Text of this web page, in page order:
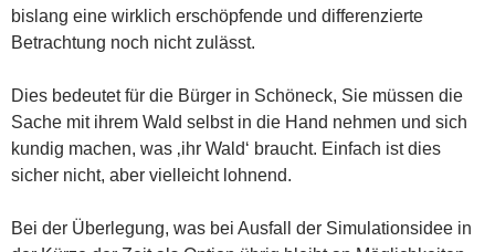
bislang eine wirklich erschöpfende und differenzierte
Betrachtung noch nicht zulässt.
Dies bedeutet für die Bürger in Schöneck, Sie müssen die
Sache mit ihrem Wald selbst in die Hand nehmen und sich
kundig machen, was ‚ihr Wald‘ braucht. Einfach ist dies
sicher nicht, aber vielleicht lohnend.
Bei der Überlegung, was bei Ausfall der Simulationsidee in